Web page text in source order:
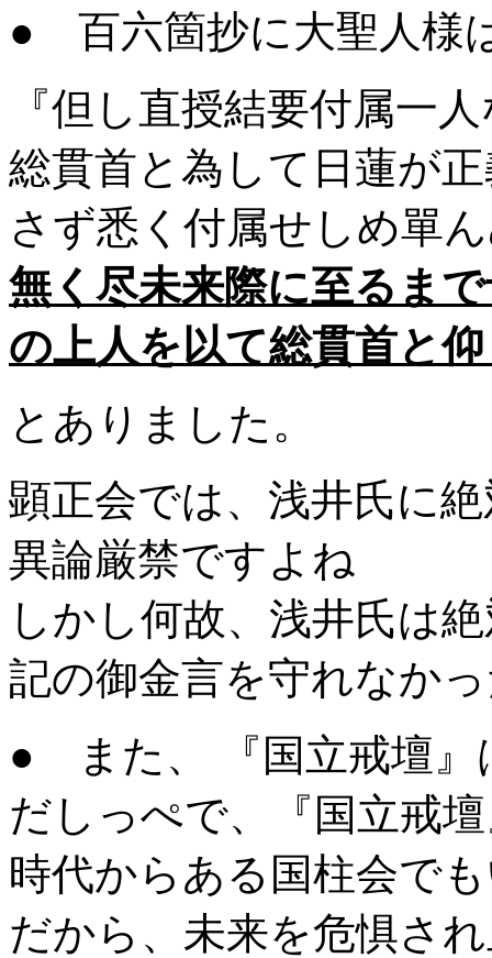
● 百六箇抄に大聖人様
『但し直授結要付属一
総貫首と為して日蓮が
さず悉く付属せしめ單
無く尽未来際に至るま
の上人を以て総貫首と
とありました。
顕正会では、浅井氏に
異論厳禁ですよね
しかし何故、浅井氏は
記の御金言を守れなか
● また、 『国立戒壇』
だしっぺで、『国立戒
時代からある国柱会で
だから、未来を危惧さ